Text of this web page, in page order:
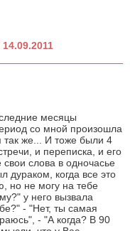
месяцы
со мной произошла
так же... И тоже были 4
и переписка, и его
слова в одночасье
дураком, когда все это
но не могу на тебе
у него вызвала
- "Нет, ты самая
- "А когда? В 90